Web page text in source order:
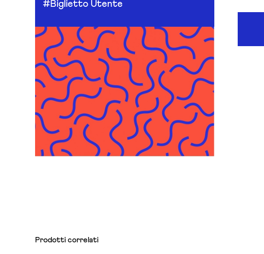
#Biglietto Utente
Prodotti correlati